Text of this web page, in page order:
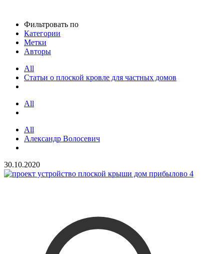
Фильтровать по
Категории
Метки
Авторы
All
Статьи о плоской кровле для частных домов
All
All
Александр Волосевич
30.10.2020